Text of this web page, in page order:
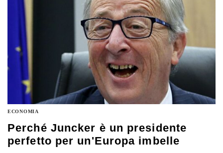
ECONOMIA
Perché Juncker è un presidente
perfetto per un'Europa imbelle